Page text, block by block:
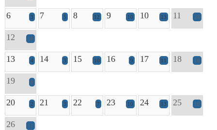
6 3 7 5 8 12 9 10 10 13 11 24
12 16
13 4 14 3 15 10 16 9 17 11 18 16
19 8
20 2 21 3 22 7 23 10 24 13 25 19
26 11